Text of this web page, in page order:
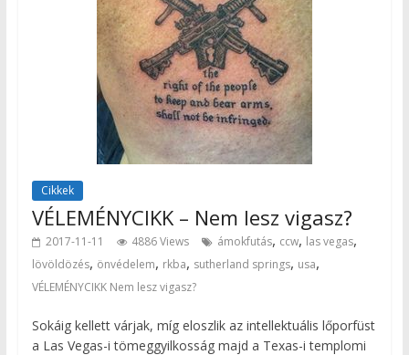
Cikkek
VÉLEMÉNYCIKK – Nem lesz vigasz?
2017-11-11 4886 Views ámokfutás, ccw, las vegas,
lövöldözés, önvédelem, rkba, sutherland springs, usa,
VÉLEMÉNYCIKK Nem lesz vigasz?
Sokáig kellett várjak, míg eloszlik az intellektuális lőporfüst
a Las Vegas-i tömeggyilkosság majd a Texas-i templomi